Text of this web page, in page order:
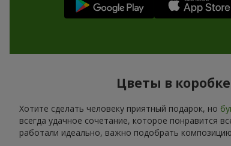
Цветы в
Хотите сделать человеку приятный подарок, но
всегда удачное сочетание, которое понравится
работали идеально, важно подобрать